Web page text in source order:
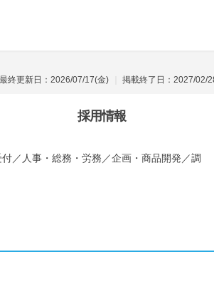
最終更新日：2026/07/17(金) 掲載終了日：2027/02/
採用情報
／人事・総務・労務／企画・商品開発／調